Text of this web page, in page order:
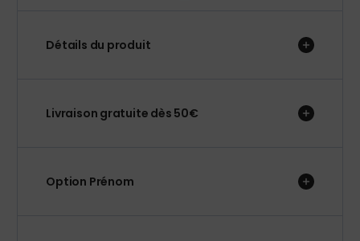
Détails du produit
Livraison gratuite dès 50€
Option Prénom